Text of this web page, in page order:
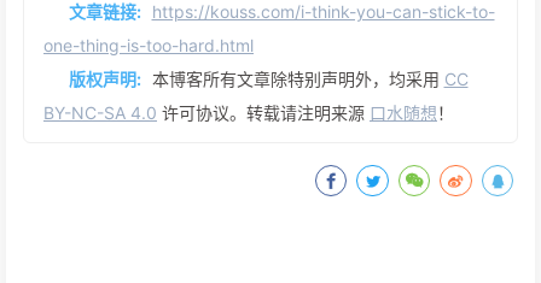
文章链接: https://kouss.com/i-think-you-can-stick-to-
one-thing-is-too-hard.html
版权声明: 本博客所有文章除特别声明外，均采用 CC
BY-NC-SA 4.0 许可协议。转载请注明来源 口水随想！